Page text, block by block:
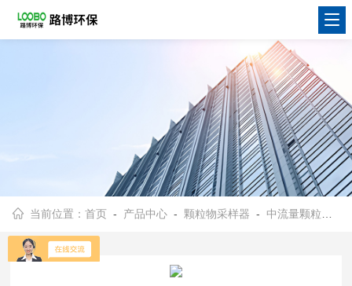
当前位置：首页 - 产品中心 - 颗粒物采样器 - 中流量颗粒物采样器